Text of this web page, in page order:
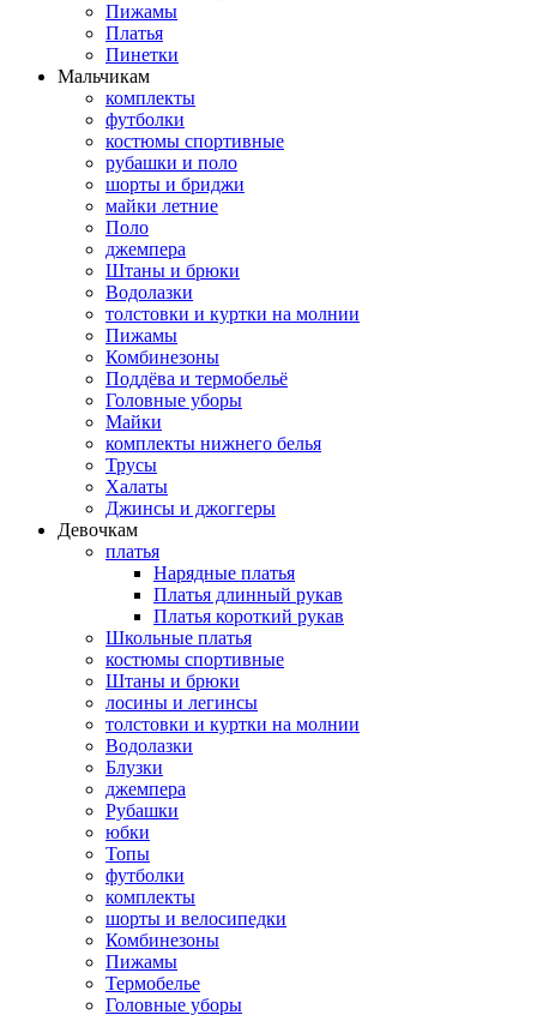
Пижамы
Платья
Пинетки
Мальчикам
комплекты
футболки
костюмы спортивные
рубашки и поло
шорты и бриджи
майки летние
Поло
джемпера
Штаны и брюки
Водолазки
толстовки и куртки на молнии
Пижамы
Комбинезоны
Поддёва и термобельё
Головные уборы
Майки
комплекты нижнего белья
Трусы
Халаты
Джинсы и джоггеры
Девочкам
платья
Нарядные платья
Платья длинный рукав
Платья короткий рукав
Школьные платья
костюмы спортивные
Штаны и брюки
лосины и легинсы
толстовки и куртки на молнии
Водолазки
Блузки
джемпера
Рубашки
юбки
Топы
футболки
комплекты
шорты и велосипедки
Комбинезоны
Пижамы
Термобелье
Головные уборы